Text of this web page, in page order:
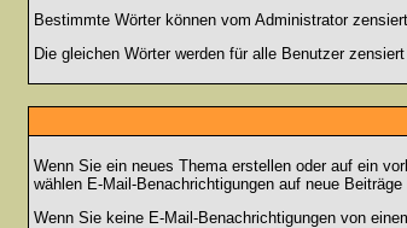
Bestimmte Wörter können vom Administrator
Die gleichen Wörter werden für alle Benutzer
Wenn Sie ein neues Thema erstellen oder auf ein
wählen E-Mail-Benachrichtigungen auf neue
Wenn Sie keine E-Mail-Benachrichtigungen von